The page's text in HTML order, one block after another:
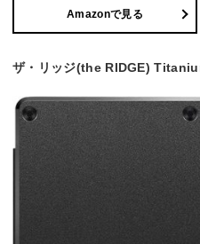
Amazonで見る
ザ・リッジ(the RIDGE)